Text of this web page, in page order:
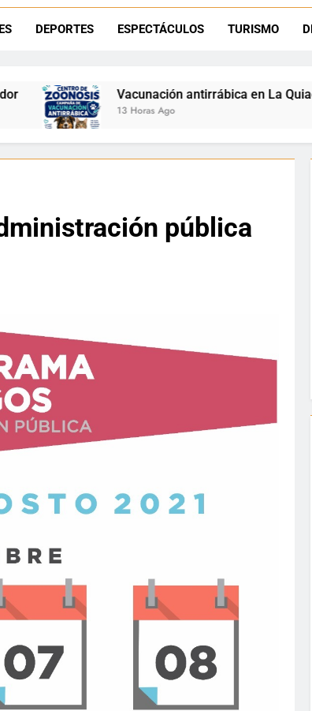
de Gendarmería en La Quiaca: realizarán una charla
DEPORTES ESPECTÁCULOS TURISMO
antirrábica en La Quiaca: el operativo
pública